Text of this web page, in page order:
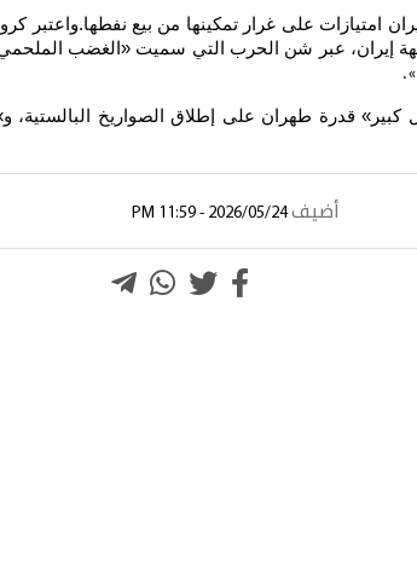
امتيازات على غرار تمكينها من بيع نفطها.واعتبر
إيران، عبر شن الحرب التي سميت «الغضب
».
قدرة طهران على إطلاق الصواريخ البالستية،
أضيف 2026/05/24 - 11:59 PM